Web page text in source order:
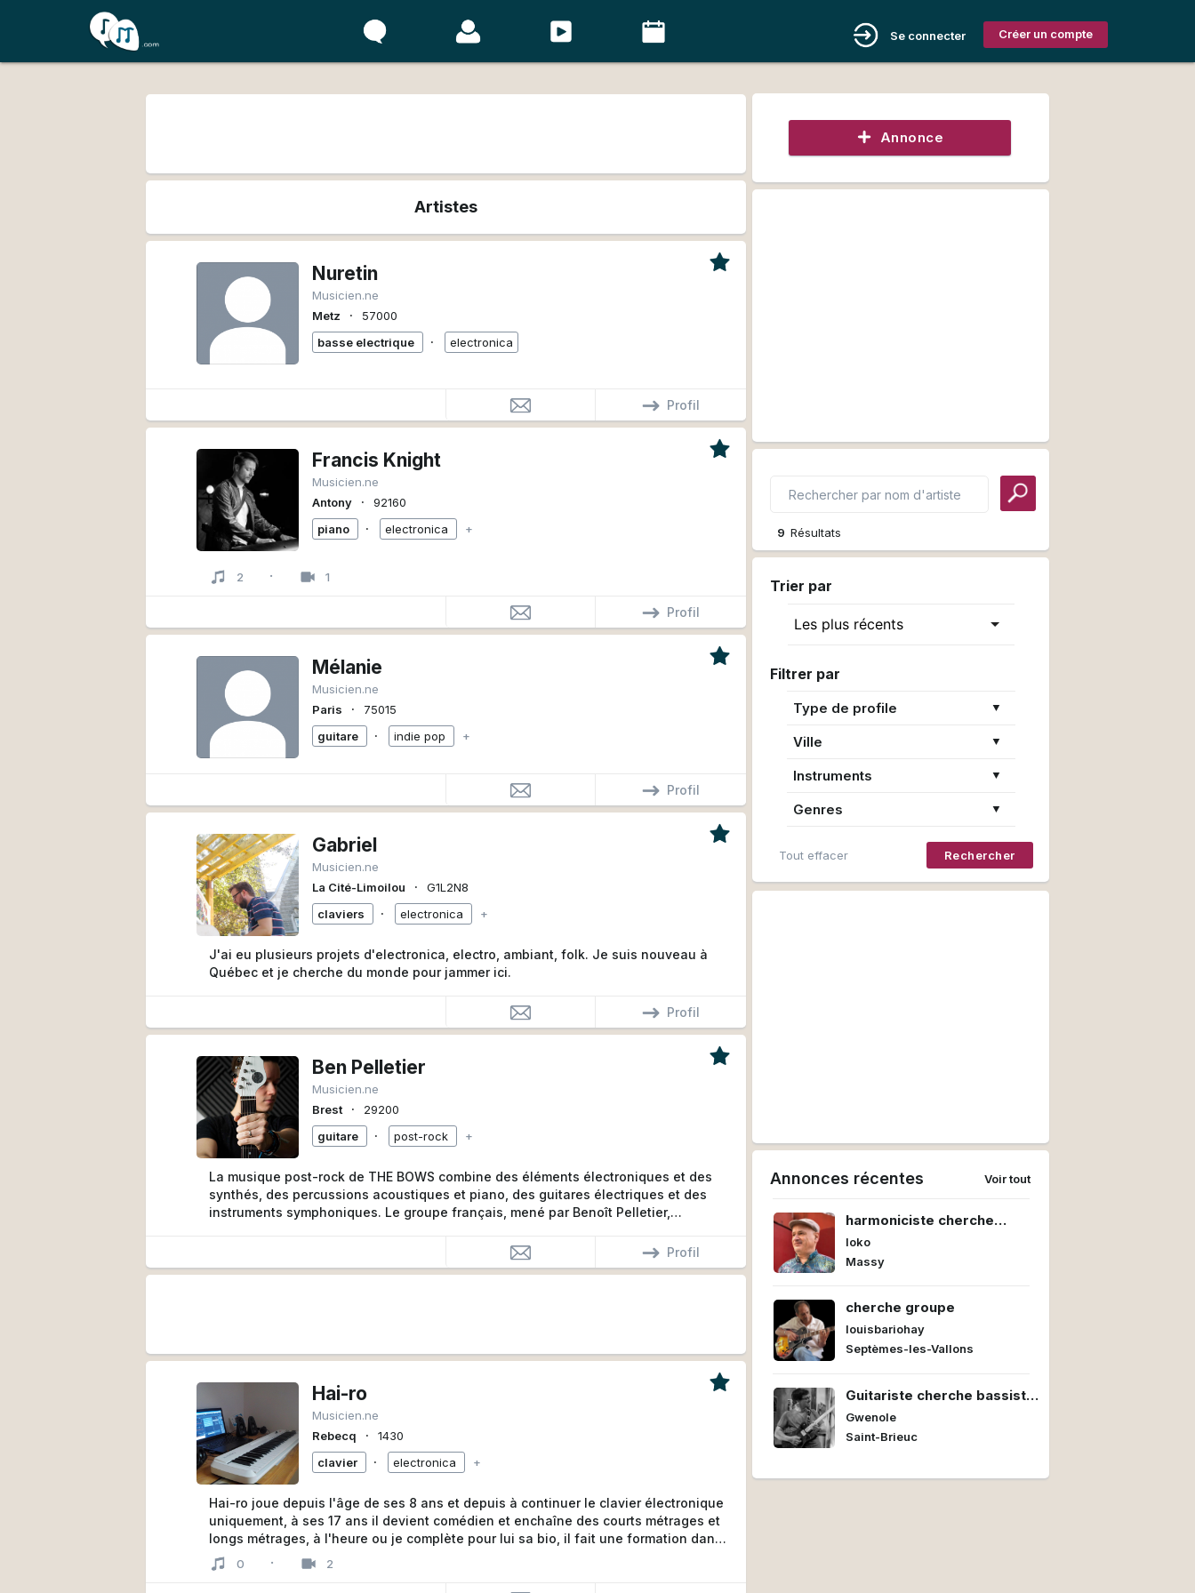
Créer un compte
Se connecter
Artistes
Nuretin
Musicien.ne
Metz
∙
57000
basse electrique
∙ electronica
Profil
Francis Knight
Musicien.ne
Antony
∙
92160
piano
∙ electronica +
2 · 1
Profil
Mélanie
Musicien.ne
Paris
∙
75015
guitare
∙ indie pop +
Profil
Gabriel
Musicien.ne
La Cité-Limoilou
∙
G1L2N8
claviers
∙ electronica +
J'ai eu plusieurs projets d'electronica, electro, ambiant, folk. Je suis nouveau à
Québec et je cherche du monde pour jammer ici.
Profil
Ben Pelletier
Musicien.ne
Brest
∙
29200
guitare
∙ post-rock +
La musique post-rock de THE BOWS combine des éléments électroniques et des
synthés, des percussions acoustiques et piano, des guitares électriques et des
instruments symphoniques. Le groupe français, mené par Benoît Pelletier,
mélodies plus intimistes qui rendent les films, séries ou bande-annonces plus
sensationnels et qui évoquent de puissantes émotions.
benoitpelletier.eu
Profil
Hai-ro
Musicien.ne
Rebecq
∙
1430
clavier
∙ electronica +
Hai-ro joue depuis l'âge de ses 8 ans et depuis à continuer le clavier électronique
uniquement, à ses 17 ans il devient comédien et enchaîne des courts métrages et
longs métrages, à l'heure ou je complète pour lui sa bio, il fait une formation dans
la réalisation audiovisuel en cinématographie avec le canada.
Compositeur - Acteur- comédien - voix OFF et maintenant réalisateur, Hai-ro est
0 · 2
Annonce
9 Résultats
Trier par
Filtrer par
Type de profile ▼
Ville ▼
Instruments ▼
Genres ▼
Tout effacer Rechercher
Annonces récentes Voir tout
harmoniciste cherche
groupe
loko
Massy
cherche groupe
louisbariohay
Septèmes-les-Vallons
Guitariste cherche bassiste
et batteur/euse pour former
un power trio
Gwenole
Saint-Brieuc